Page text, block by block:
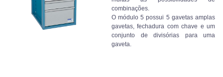
combinações.
O módulo 5 possui 5 gavetas amplas
gavetas, fechadura com chave e um
conjunto de divisórias para uma
gaveta.